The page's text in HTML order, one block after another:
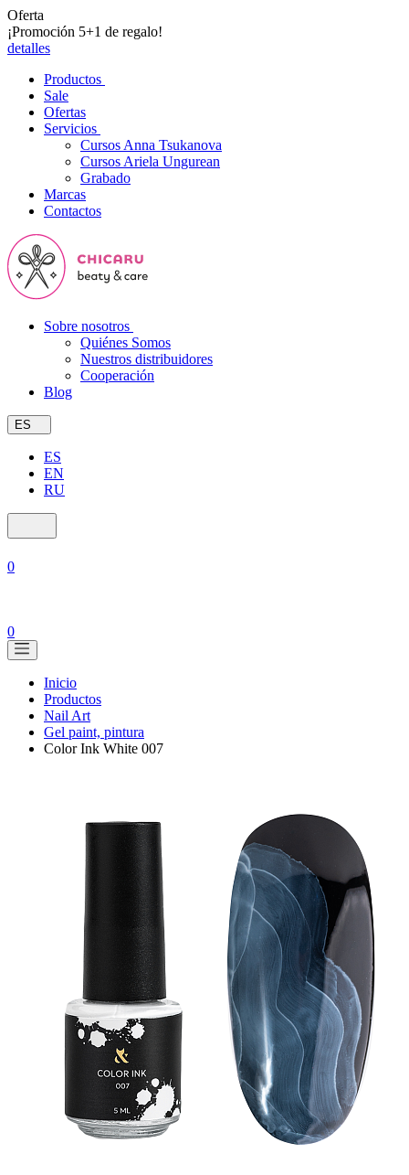
Oferta
¡Promoción 5+1 de regalo!
detalles
Productos
Sale
Ofertas
Servicios
Cursos Anna Tsukanova
Cursos Ariela Ungurean
Grabado
Marcas
Contactos
Sobre nosotros
Quiénes Somos
Nuestros distribuidores
Cooperación
Blog
ES
ES
EN
RU
0
0
Inicio
Productos
Nail Art
Gel paint, pintura
Color Ink White 007